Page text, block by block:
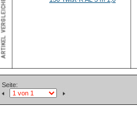
Seite: